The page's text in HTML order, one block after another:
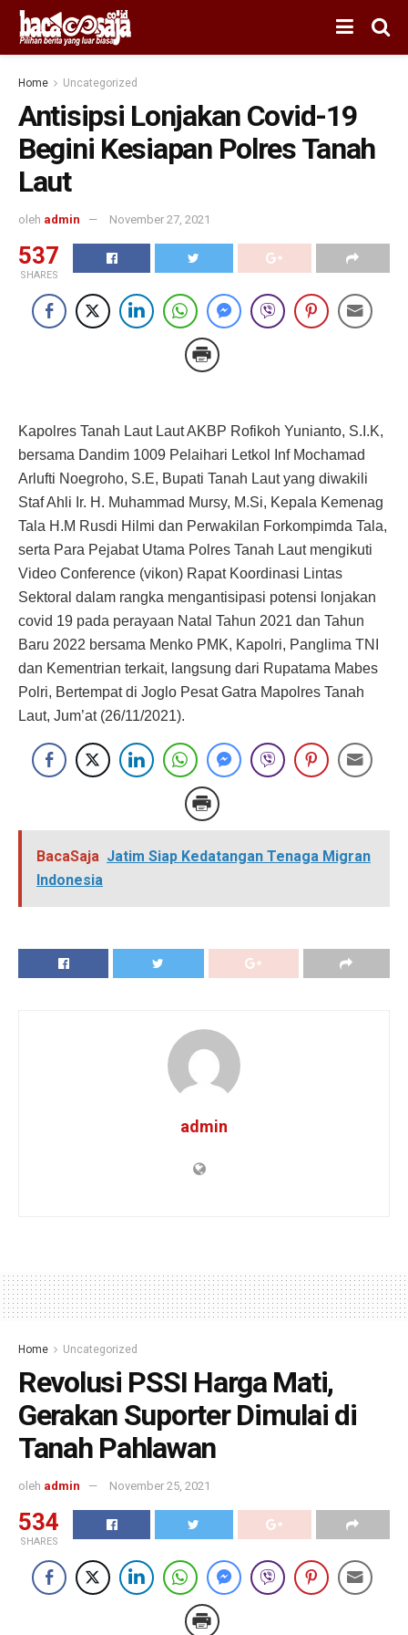
Home Uncategorized
Antisipsi Lonjakan Covid-19
Begini Kesiapan Polres Tanah
Laut
oleh admin November 27, 2021
537
SHARES
Kapolres Tanah Laut Laut AKBP Rofikoh Yunianto, S.I.K,
bersama Dandim 1009 Pelaihari Letkol Inf Mochamad
Arlufti Noegroho, S.E, Bupati Tanah Laut yang diwakili
Staf Ahli Ir. H. Muhammad Mursy, M.Si, Kepala Kemenag
Tala H.M Rusdi Hilmi dan Perwakilan Forkompimda Tala,
serta Para Pejabat Utama Polres Tanah Laut mengikuti
Video Conference (vikon) Rapat Koordinasi Lintas
Sektoral dalam rangka mengantisipasi potensi lonjakan
covid 19 pada perayaan Natal Tahun 2021 dan Tahun
Baru 2022 bersama Menko PMK, Kapolri, Panglima TNI
dan Kementrian terkait, langsung dari Rupatama Mabes
Polri, Bertempat di Joglo Pesat Gatra Mapolres Tanah
Laut, Jum’at (26/11/2021).
BacaSaja Jatim Siap Kedatangan Tenaga Migran
Indonesia
admin
Home Uncategorized
Revolusi PSSI Harga Mati,
Gerakan Suporter Dimulai di
Tanah Pahlawan
oleh admin November 25, 2021
534
SHARES